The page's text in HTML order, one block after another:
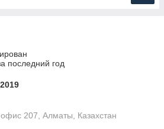
последний год
207, Алматы, Казахстан